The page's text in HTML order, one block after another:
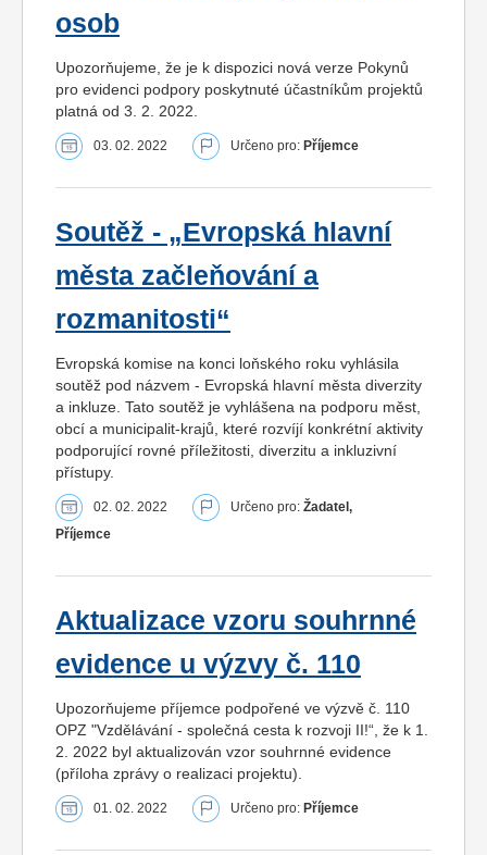
osob
Upozorňujeme, že je k dispozici nová verze Pokynů
pro evidenci podpory poskytnuté účastníkům projektů
platná od 3. 2. 2022.
03. 02. 2022 Určeno pro: Příjemce
Soutěž - „Evropská hlavní
města začleňování a
rozmanitosti“
Evropská komise na konci loňského roku vyhlásila
soutěž pod názvem - Evropská hlavní města diverzity
a inkluze. Tato soutěž je vyhlášena na podporu měst,
obcí a municipalit-krajů, které rozvíjí konkrétní aktivity
podporující rovné příležitosti, diverzitu a inkluzivní
přístupy.
02. 02. 2022 Určeno pro: Žadatel,
Příjemce
Aktualizace vzoru souhrnné
evidence u výzvy č. 110
Upozorňujeme příjemce podpořené ve výzvě č. 110
OPZ "Vzdělávání - společná cesta k rozvoji II!“, že k 1.
2. 2022 byl aktualizován vzor souhrnné evidence
(příloha zprávy o realizaci projektu).
01. 02. 2022 Určeno pro: Příjemce